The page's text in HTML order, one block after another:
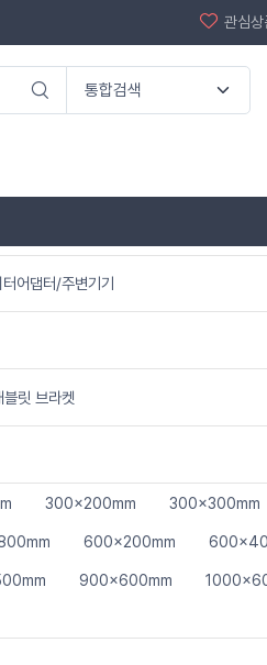
관심
터어댑터/주변기기
블릿 브라켓
300x200mm 300x300mm
600x200mm
900x600mm